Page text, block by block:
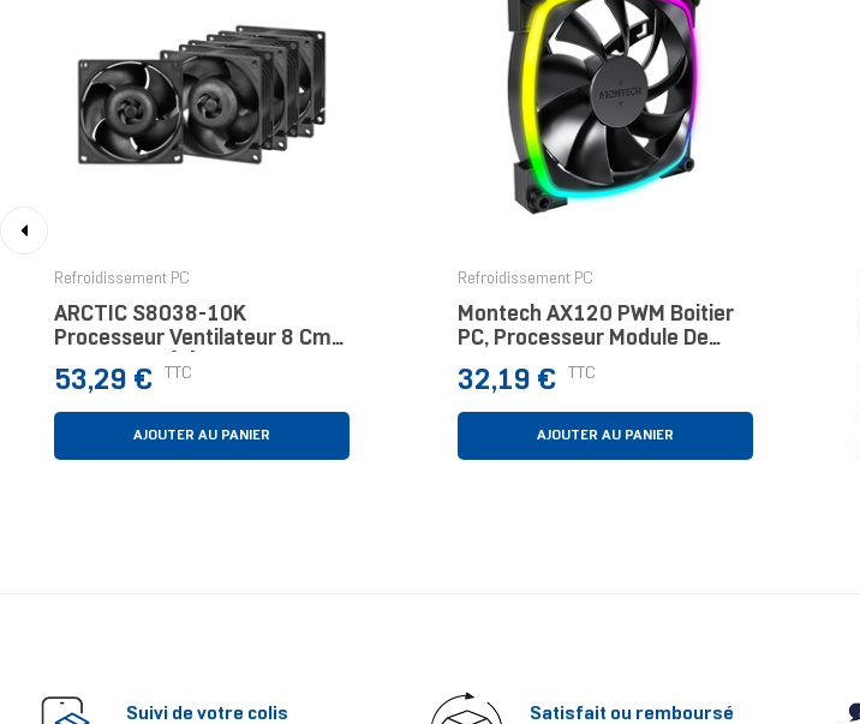
Refroidissement PC
ARCTIC S8038-10K
Processeur Ventilateur 8 Cm
Noir 4 Pièce(s)
Prix
53,29 € TTC
AJOUTER AU PANIER
Refroidissement PC
Montech AX120 PWM Boitier
PC, Processeur Module De
Ventilation 12 Cm Noir 1
Pièce(s)
Prix
32,19 € TTC
AJOUTER AU PANIER
Suivi de votre colis Satisfait ou remboursé